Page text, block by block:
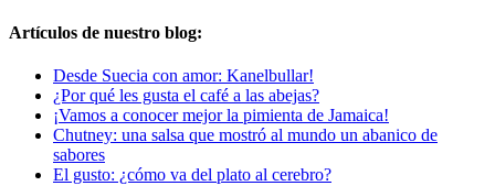
Artículos de nuestro blog:
Desde Suecia con amor: Kanelbullar!
¿Por qué les gusta el café a las abejas?
¡Vamos a conocer mejor la pimienta de Jamaica!
Chutney: una salsa que mostró al mundo un abanico de
sabores
El gusto: ¿cómo va del plato al cerebro?